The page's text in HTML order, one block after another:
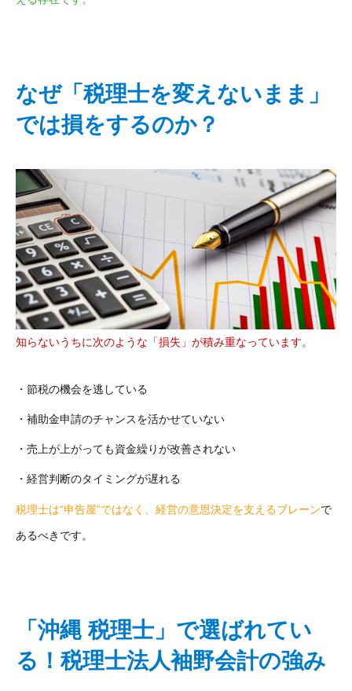
なぜ「税理士を変えないまま」
では損をするのか？
知らないうちに次のような「損失」が積み重なっています。
・節税の機会を逃している
・補助金申請のチャンスを活かせていない
・売上が上がっても資金繰りが改善されない
・経営判断のタイミングが遅れる
税理士は“申告屋”ではなく、経営の意思決定を支えるブレーンで
あるべきです。
「沖縄 税理士」で選ばれてい
る！税理士法人袖野会計の強み